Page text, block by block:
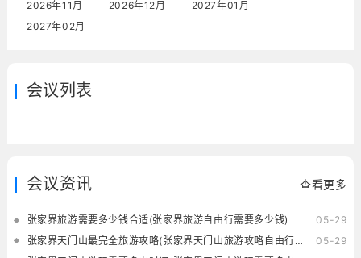
2026年11月
2026年12月
2027年01月
2027年02月
会议列表
会议资讯 查看更多
张家界旅游需要多少钱合适(张家界旅游自由行需要多少钱)
05-29
张家界天门山最完全旅游攻略(张家界天门山旅游攻略自由行三天)
05-29